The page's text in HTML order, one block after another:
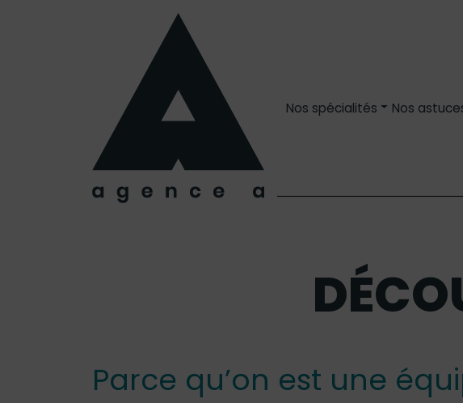
Nos spécialités Nos
Parce qu’on est une